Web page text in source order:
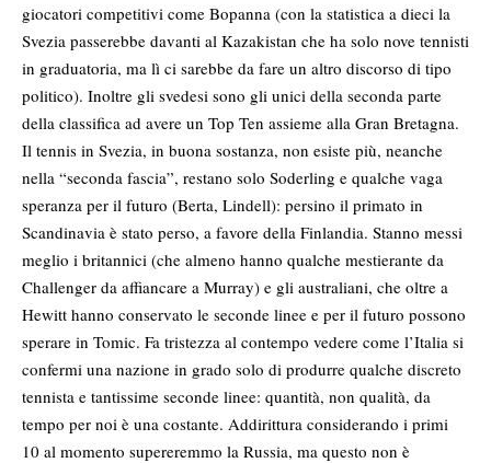
giocatori competitivi come Bopanna (con la statistica a dieci la
Svezia passerebbe davanti al Kazakistan che ha solo nove tennisti
in graduatoria, ma lì ci sarebbe da fare un altro discorso di tipo
politico). Inoltre gli svedesi sono gli unici della seconda parte
della classifica ad avere un Top Ten assieme alla Gran Bretagna.
Il tennis in Svezia, in buona sostanza, non esiste più, neanche
nella “seconda fascia”, restano solo Soderling e qualche vaga
speranza per il futuro (Berta, Lindell): persino il primato in
Scandinavia è stato perso, a favore della Finlandia. Stanno messi
meglio i britannici (che almeno hanno qualche mestierante da
Challenger da affiancare a Murray) e gli australiani, che oltre a
Hewitt hanno conservato le seconde linee e per il futuro possono
sperare in Tomic. Fa tristezza al contempo vedere come l’Italia si
confermi una nazione in grado solo di produrre qualche discreto
tennista e tantissime seconde linee: quantità, non qualità, da
tempo per noi è una costante. Addirittura considerando i primi
10 al momento supereremmo la Russia, ma questo non è